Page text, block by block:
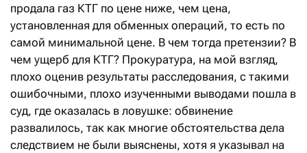
продала газ КТГ по цене ниже, чем цена,
установленная для обменных операций, то есть по
самой минимальной цене. В чем тогда претензии? В
чем ущерб для КТГ? Прокуратура, на мой взгляд,
плохо оценив результаты расследования, с такими
ошибочными, плохо изученными выводами пошла в
суд, где оказалась в ловушке: обвинение
развалилось, так как многие обстоятельства дела
следствием не были выяснены, хотя я указывал на